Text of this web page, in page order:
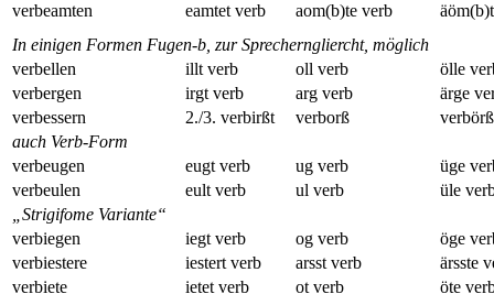
verbeamten
eamtet verb aom(b)te verb
In einigen Formen Fugen-b, zur Sprecherngliercht, möglich
verbellen
illt verb oll verb
ölle
verbergen
irgt verb arg verb
ärge
verbessern
2./3. verbirßt verborß
auch Verb-Form
verbeugen
eugt verb ug verb
üge
verbeulen
eult verb ul verb
üle
„Strigifome Variante“
verbiegen
iegt verb og verb
öge
verbiestere
iestert verb arsst verb
ärsste
verbiete
ietet verb ot verb
öte